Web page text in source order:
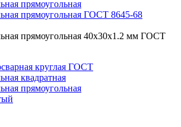
прямоугольная
прямоугольная ГОСТ 8645-68
прямоугольная 40x30x1.2 мм ГОСТ
круглая ГОСТ
квадратная
прямоугольная